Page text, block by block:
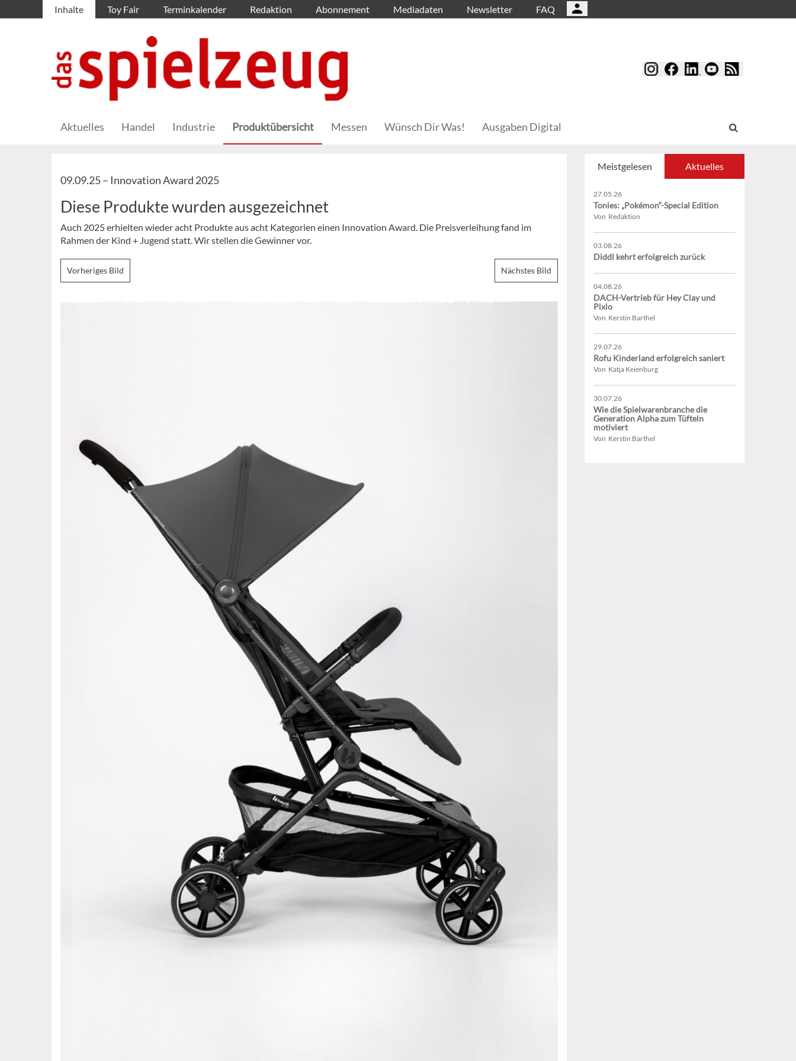
Inhalte Toy Fair Terminkalender Redaktion Abonnement Mediadaten Newsletter FAQ
Aktuelles Handel Industrie Produktübersicht Messen Wünsch Dir Was! Ausgaben Digital
09.09.25 – Innovation Award 2025
Diese Produkte wurden ausgezeichnet
Auch 2025 erhielten wieder acht Produkte aus acht Kategorien einen Innovation Award. Die Preisverleihung fand im
Rahmen der Kind + Jugend statt. Wir stellen die Gewinner vor.
Vorheriges Bild Nächstes Bild
Meistgelesen Aktuelles
27.05.26
Tonies: „Pokémon“-Special Edition
Von Redaktion
03.08.26
Diddl kehrt erfolgreich zurück
04.08.26
DACH-Vertrieb für Hey Clay und
Pixio
Von Kerstin Barthel
29.07.26
Rofu Kinderland erfolgreich saniert
Von Katja Keienburg
30.07.26
Wie die Spielwarenbranche die
Generation Alpha zum Tüfteln
motiviert
Von Kerstin Barthel